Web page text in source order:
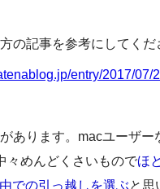
の記事を参考にしてくだ
entry/2017/07/
あります。macユーザー
々めんどくさいものでほ
での引っ越しを選ぶと思